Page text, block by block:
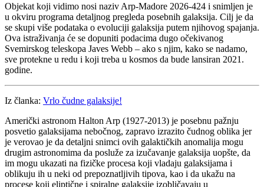
Objekat koji vidimo nosi naziv Arp-Madore 2026-424 i snimljen je
u okviru programa detaljnog pregleda posebnih galaksija. Cilj je da
se skupi više podataka o evoluciji galaksija putem njihovog spajanja.
Ova istraživanja će se dopuniti podacima dugo očekivanog
Svemirskog teleskopa Javes Webb – ako s njim, kako se nadamo,
sve protekne u redu i koji treba u kosmos da bude lansiran 2021.
godine.
Iz članka: Vrlo čudne galaksije!
Američki astronom Halton Arp (1927-2013) je posebnu pažnju
posvetio galaksijama nebočnog, zapravo izrazito čudnog oblika jer
je verovao je da detaljni snimci ovih galaktičkih anomalija mogu
drugim astronomima da posluže za izučavanje galaksija uopšte, da
im mogu ukazati na fizičke procesa koji vladaju galaksijama i
oblikuju ih u neki od prepoznatljivih tipova, kao i da ukažu na
procese koji eliptične i spiralne galaksije izobličavaju u